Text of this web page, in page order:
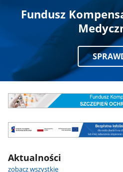
Fundusz
Aktualności
zobacz wszystkie